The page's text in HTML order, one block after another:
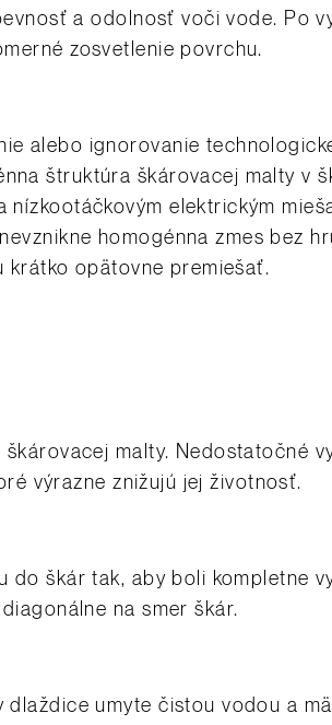
a odolnosť voči vode. Po
zosvetlenie povrchu.
alebo ignorovanie
štruktúra škárovacej malty v
nízkootáčkovým elektrickým
homogénna zmes bez
krátko opätovne premiešať.
malty. Nedostatočné
výrazne znižujú jej životnosť.
do škár tak, aby boli kompletne
na smer škár.
umyte čistou vodou a